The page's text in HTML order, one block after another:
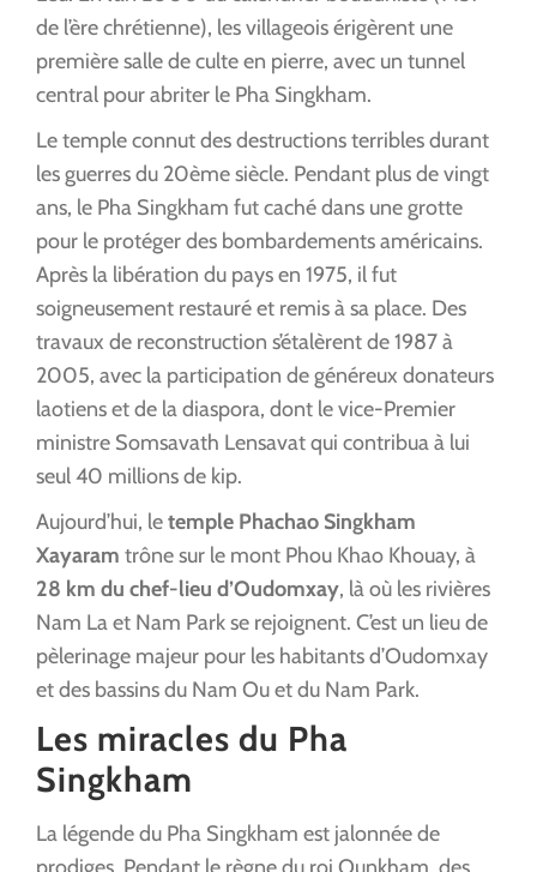
de l’ère chrétienne), les villageois érigèrent une
première salle de culte en pierre, avec un tunnel
central pour abriter le Pha Singkham.
Le temple connut des destructions terribles durant
les guerres du 20ème siècle. Pendant plus de vingt
ans, le Pha Singkham fut caché dans une grotte
pour le protéger des bombardements américains.
Après la libération du pays en 1975, il fut
soigneusement restauré et remis à sa place. Des
travaux de reconstruction s’étalèrent de 1987 à
2005, avec la participation de généreux donateurs
laotiens et de la diaspora, dont le vice-Premier
ministre Somsavath Lensavat qui contribua à lui
seul 40 millions de kip.
Aujourd’hui, letemple Phachao Singkham
Xayaram trône sur le mont Phou Khao Khouay, à
28 km du chef-lieu d’Oudomxay, là où les rivières
Nam La et Nam Park se rejoignent. C’est un lieu de
pèlerinage majeur pour les habitants d’Oudomxay
et des bassins du Nam Ou et du Nam Park.
Les miracles du Pha
Singkham
La légende du Pha Singkham est jalonnée de